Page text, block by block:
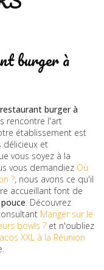
burger à
restaurant burger à
rencontre l'art
établissement est
délicieux et
vous soyez à la
vous demandiez Où
?, nous avons ce qu'il
accueillant font de
. Découvrez
Manger sur le
bowls ? et n'oubliez
XXL à la Réunion